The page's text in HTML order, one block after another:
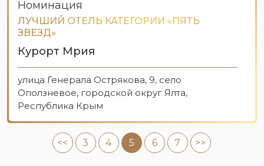
Номинация
ЛУЧШИЙ ОТЕЛЬ КАТЕГОРИИ «ПЯТЬ
ЗВЕЗД»
Курорт Мрия
улица Генерала Острякова, 9, село
Оползневое, городской округ Ялта,
Республика Крым
<< 3 4 5 6 7 >>